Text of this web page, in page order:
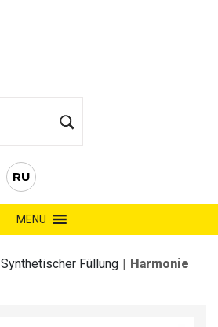
RU
MENU
Synthetischer Füllung | Harmonie